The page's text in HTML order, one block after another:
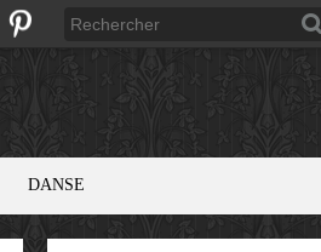
DANSE